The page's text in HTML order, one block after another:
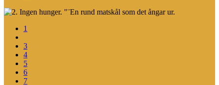
1
3
4
5
6
7